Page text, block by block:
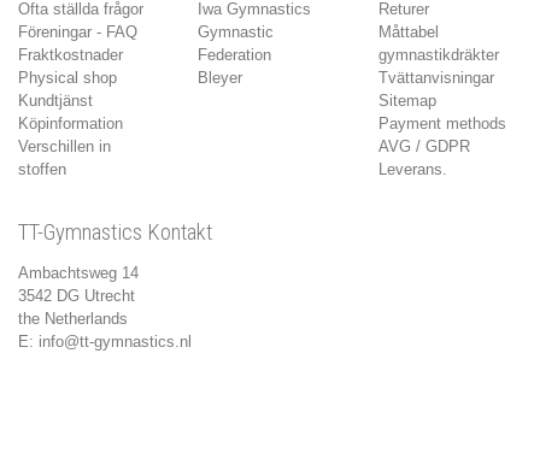
Ofta ställda frågor
Föreningar - FAQ
Fraktkostnader
Physical shop
Kundtjänst
Köpinformation
Verschillen in
stoffen
Iwa Gymnastics
Gymnastic
Federation
Bleyer
Returer
Måttabel
gymnastikdräkter
Tvättanvisningar
Sitemap
Payment methods
AVG / GDPR
Leverans.
TT-Gymnastics Kontakt
Ambachtsweg 14
3542 DG Utrecht
the Netherlands
E: info@tt-gymnastics.nl